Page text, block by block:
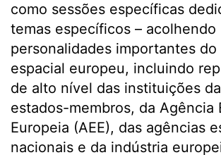
como sessões específicas
temas específicos – acolhendo
personalidades importantes do
espacial europeu, incluindo
de alto nível das instituições
estados-membros, da Agência
Europeia (AEE), das agências
nacionais e da indústria